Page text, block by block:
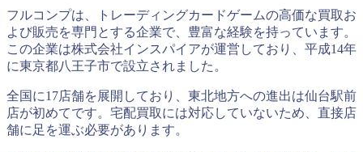
フルコンプは、トレーディングカードゲームの高価な買取お
よび販売を専門とする企業で、豊富な経験を持っています。
この企業は株式会社インスパイアが運営しており、平成14年
に東京都八王子市で設立されました。
全国に17店舗を展開しており、東北地方への進出は仙台駅前
店が初めてです。宅配買取には対応していないため、直接店
舗に足を運ぶ必要があります。